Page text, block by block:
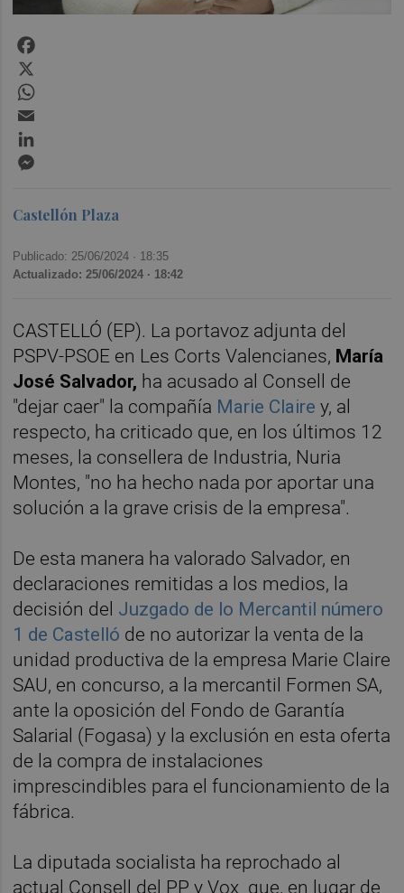
Castellón Plaza
Publicado: 25/06/2024 · 18:35
Actualizado: 25/06/2024 · 18:42
CASTELLÓ (EP). La portavoz adjunta del
PSPV-PSOE en Les Corts Valencianes, María
José Salvador, ha acusado al Consell de
"dejar caer" la compañía Marie Claire y, al
respecto, ha criticado que, en los últimos 12
meses, la consellera de Industria, Nuria
Montes, "no ha hecho nada por aportar una
solución a la grave crisis de la empresa".
De esta manera ha valorado Salvador, en
declaraciones remitidas a los medios, la
decisión del Juzgado de lo Mercantil número
1 de Castelló de no autorizar la venta de la
unidad productiva de la empresa Marie Claire
SAU, en concurso, a la mercantil Formen SA,
ante la oposición del Fondo de Garantía
Salarial (Fogasa) y la exclusión en esta oferta
de la compra de instalaciones
imprescindibles para el funcionamiento de la
fábrica.
La diputada socialista ha reprochado al
actual Consell del PP y Vox que, en lugar de